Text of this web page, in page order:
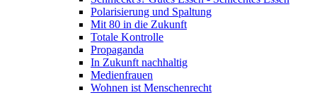
Polarisierung und Spaltung
Mit 80 in die Zukunft
Totale Kontrolle
Propaganda
In Zukunft nachhaltig
Medienfrauen
Wohnen ist Menschenrecht